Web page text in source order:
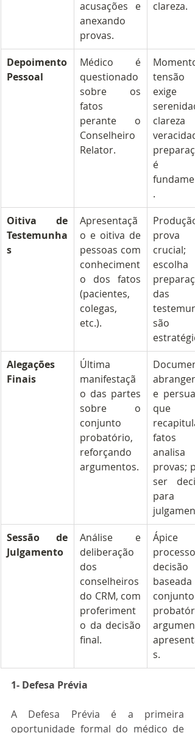
acusações e
anexando
provas.
clareza.
Depoimento
Pessoal
Médico é
questionado
sobre os
fatos
perante o
Conselheiro
Relator.
tensão
exige
é
.
Oitiva de
Testemunha
s
Apresentaçã
o e oitiva de
pessoas com
conheciment
o dos fatos
(pacientes,
colegas,
etc.).
prova
das
são
Alegações
Finais
Última
manifestaçã
o das partes
sobre o
conjunto
probatório,
reforçando
argumentos.
e
que
recapitula
fatos
analisa
provas;
ser
para
Sessão de
Julgamento
Análise e
deliberação
dos
conselheiros
do CRM, com
proferiment
o da decisão
final.
Ápice
conjunto
s.
1- Defesa Prévia
A Defesa Prévia é a primeira
oportunidade formal do médico de